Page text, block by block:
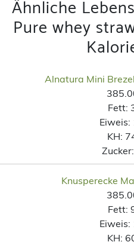
Ähnliche
Pure whey
Alnatura Mini
Fett:
Eiweis:
KH:
Zucker:
Knusperecke
Fett:
Eiweis:
KH: